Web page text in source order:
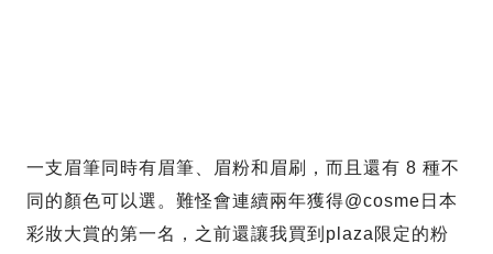
一支眉筆同時有眉筆、眉粉和眉刷，而且還有 8 種不
同的顏色可以選。難怪會連續兩年獲得@cosme日本
彩妝大賞的第一名，之前還讓我買到plaza限定的粉